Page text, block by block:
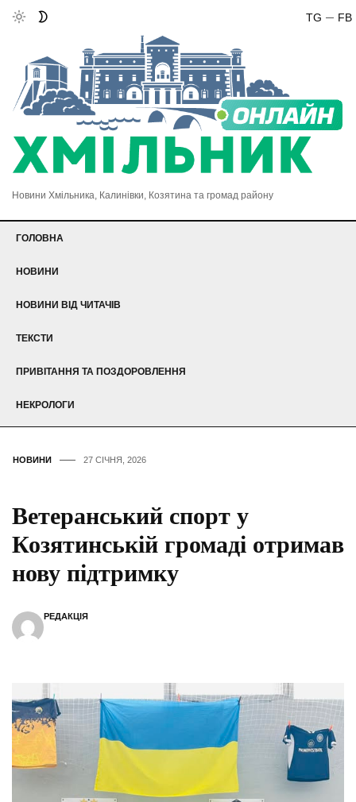
FB
TG
Новини Хмільника, Калинівки, Козятина та громад району
ГОЛОВНА
НОВИНИ
НОВИНИ ВІД ЧИТАЧІВ
ТЕКСТИ
ПРИВІТАННЯ ТА ПОЗДОРОВЛЕННЯ
НЕКРОЛОГИ
НОВИНИ 27 СІЧНЯ, 2026
Ветеранський спорт у
Козятинській громаді отримав
нову підтримку
РЕДАКЦІЯ